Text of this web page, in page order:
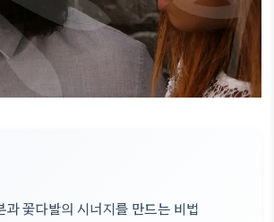
과 꽃다발의 시너지를 만드는 비법